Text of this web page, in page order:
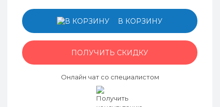
В КОРЗИНУ
ПОЛУЧИТЬ СКИДКУ
Онлайн чат со специалистом